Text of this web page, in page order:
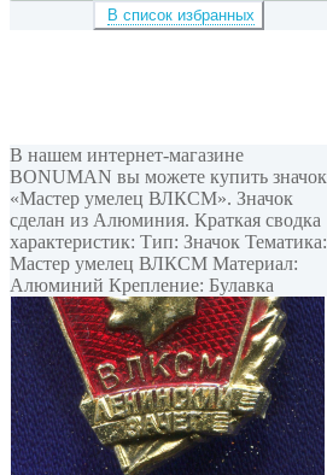
В список избранных
В нашем интернет-магазине
BONUMAN вы можете купить значок
«Мастер умелец ВЛКСМ». Значок
сделан из Алюминия. Краткая сводка
характеристик: Тип: Значок Тематика:
Мастер умелец ВЛКСМ Материал:
Алюминий Крепление: Булавка